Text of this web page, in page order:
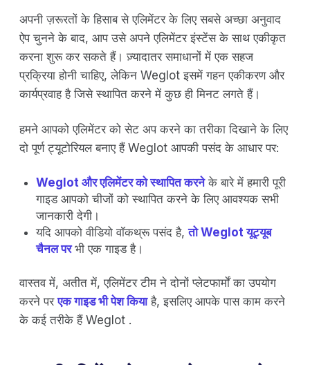
अपनी ज़रूरतों के हिसाब से एलिमेंटर के लिए सबसे अच्छा अनुवाद
ऐप चुनने के बाद, आप उसे अपने एलिमेंटर इंस्टेंस के साथ एकीकृत
करना शुरू कर सकते हैं। ज़्यादातर समाधानों में एक सहज
प्रक्रिया होनी चाहिए, लेकिन Weglot इसमें गहन एकीकरण और
कार्यप्रवाह है जिसे स्थापित करने में कुछ ही मिनट लगते हैं।
हमने आपको एलिमेंटर को सेट अप करने का तरीका दिखाने के लिए
दो पूर्ण ट्यूटोरियल बनाए हैं Weglot आपकी पसंद के आधार पर:
Weglot और एलिमेंटर को स्थापित करनेके बारे में हमारी पूरी
गाइड आपको चीजों को स्थापित करने के लिए आवश्यक सभी
जानकारी देगी।
यदि आपको वीडियो वॉकथ्रू पसंद है,तो Weglot यूट्यूब
चैनल परभी एक गाइड है।
वास्तव में, अतीत में, एलिमेंटर टीम ने दोनों प्लेटफार्मों का उपयोग
करने परएक गाइड भी पेश कियाहै, इसलिए आपके पास काम करने
के कई तरीके हैं Weglot .